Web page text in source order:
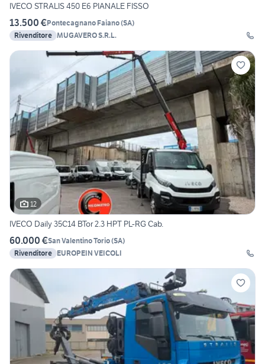
IVECO STRALIS 450 E6 PIANALE FISSO
13.500 €Pontecagnano Faiano(SA)
Rivenditore MUGAVERO S.R.L.
12
IVECO Daily 35C14 BTor 2.3 HPT PL-RG Cab.
60.000 €San Valentino Torio(SA)
Rivenditore EUROPEIN VEICOLI